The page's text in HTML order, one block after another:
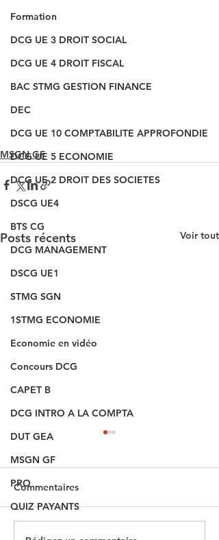
Formation
DCG UE 3 DROIT SOCIAL
DCG UE 4 DROIT FISCAL
BAC STMG GESTION FINANCE
DEC
DCG UE 10 COMPTABILITE APPROFONDIE
DCG UE 5 ECONOMIE
DCG UE 2 DROIT DES SOCIETES
DSCG UE4
BTS CG
DCG MANAGEMENT
DSCG UE1
STMG SGN
1STMG ECONOMIE
Economie en vidéo
Concours DCG
CAPET B
DCG INTRO A LA COMPTA
DUT GEA
MSGN GF
PRO
QUIZ PAYANTS
MSGN GF
Posts récents Voir tout
SIG
Commentaires